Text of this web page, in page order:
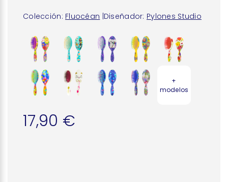
Colección: Fluocéan Diseñador: Pylones Studio
+
modelos
17,90 €